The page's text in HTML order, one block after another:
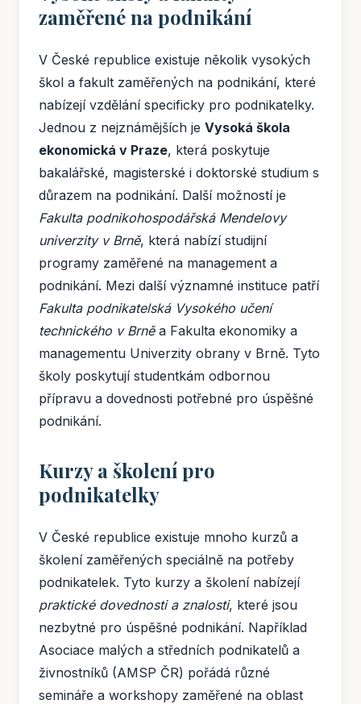
zaměřené na podnikání
V České republice existuje několik vysokých
škol a fakult zaměřených na podnikání, které
nabízejí vzdělání specificky pro podnikatelky.
Jednou z nejznámějších je Vysoká škola
ekonomická v Praze, která poskytuje
bakalářské, magisterské i doktorské studium s
důrazem na podnikání. Další možností je
Fakulta podnikohospodářská Mendelovy
univerzity v Brně, která nabízí studijní
programy zaměřené na management a
podnikání. Mezi další významné instituce patří
Fakulta podnikatelská Vysokého učení
technického v Brněa Fakulta ekonomiky a
managementu Univerzity obrany v Brně. Tyto
školy poskytují studentkám odbornou
přípravu a dovednosti potřebné pro úspěšné
podnikání.
Kurzy a školení pro
podnikatelky
V České republice existuje mnoho kurzů a
školení zaměřených speciálně na potřeby
podnikatelek. Tyto kurzy a školení nabízejí
praktické dovednosti a znalosti, které jsou
nezbytné pro úspěšné podnikání. Například
Asociace malých a středních podnikatelů a
živnostníků (AMSP ČR) pořádá různé
semináře a workshopy zaměřené na oblast